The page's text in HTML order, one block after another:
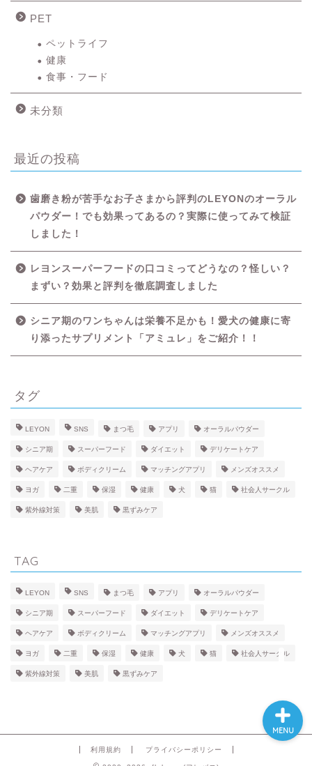
PET
ペットライフ
健康
食事・フード
未分類
最近の投稿
歯磨き粉が苦手なお子さまから評判のLEYONのオーラル
パウダー！でも効果ってあるの？実際に使ってみて検証
しました！
レヨンスーパーフードの口コミってどうなの？怪しい？
まずい？効果と評判を徹底調査しました
シニア期のワンちゃんは栄養不足かも！愛犬の健康に寄
り添ったサプリメント「アミュレ」をご紹介！！
タグ
LEYON SNS まつ毛 アプリ オーラルパウダー
シニア期 スーパーフード ダイエット デリケートケア
ヘアケア ボディクリーム マッチングアプリ メンズオススメ
ヨガ 二重 保湿 健康 犬 猫 社会人サークル
紫外線対策 美肌 黒ずみケア
TAG
LEYON SNS まつ毛 アプリ オーラルパウダー
シニア期 スーパーフード ダイエット デリケートケア
ヘアケア ボディクリーム マッチングアプリ メンズオススメ
ヨガ 二重 保湿 健康 犬 猫 社会人サークル
紫外線対策 美肌 黒ずみケア
利用規約 プライバシーポリシー
MENU
HOME
LIFE STYLE
HEALTH
PET